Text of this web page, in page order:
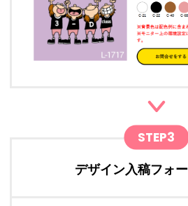
STEP3
デザイン入稿フォ